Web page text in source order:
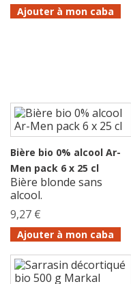
Ajouter à mon caba
Bière bio 0% alcool Ar-
Men pack 6 x 25 cl
Bière blonde sans
alcool.
9,27 €
Ajouter à mon caba